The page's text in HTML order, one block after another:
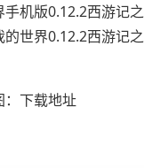
机版0.12.2西游记之
世界0.12.2西游记之
下载地址